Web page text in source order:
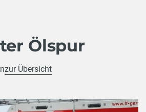
Ölspur
zur Übersicht